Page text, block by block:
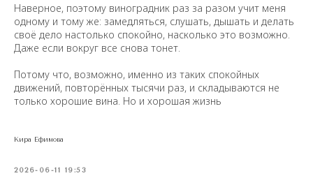
Наверное, поэтому виноградник раз за разом учит меня
одному и тому же: замедляться, слушать, дышать и делать
своё дело настолько спокойно, насколько это возможно.
Даже если вокруг все снова тонет.
Потому что, возможно, именно из таких спокойных
движений, повторённых тысячи раз, и складываются не
только хорошие вина. Но и хорошая жизнь
Кира Ефимова
2026-06-11 19:53